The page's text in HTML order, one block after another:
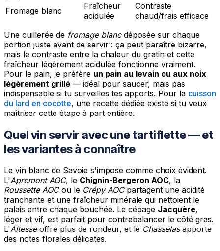
Fromage blanc
Fraîcheur
acidulée
Contraste
chaud/frais efficace
Une cuillerée de fromage blancdéposée sur chaque
portion juste avant de servir : ça peut paraître bizarre,
mais le contraste entre la chaleur du gratin et cette
fraîcheur légèrement acidulée fonctionne vraiment.
Pour le pain, je préfère un pain au levain ou aux noix
légèrement grillé — idéal pour saucer, mais pas
indispensable si tu surveilles tes apports. Pour la cuisson
du lard en cocotte, une recette dédiée existe si tu veux
maîtriser cette étape à part entière.
Quel vin servir avec une tartiflette — et
les variantes à connaître
Le vin blanc de Savoie s'impose comme choix évident.
L'Apremont AOC, le Chignin-Bergeron AOC, la
Roussette AOCou le Crépy AOCpartagent une acidité
tranchante et une fraîcheur minérale qui nettoient le
palais entre chaque bouchée. Le cépage Jacquère,
léger et vif, est parfait pour contrebalancer le côté gras.
L'Altesseoffre plus de rondeur, et le Chasselasapporte
des notes florales délicates.